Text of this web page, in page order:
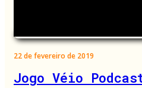
22 de fevereiro de 2019
Jogo Véio